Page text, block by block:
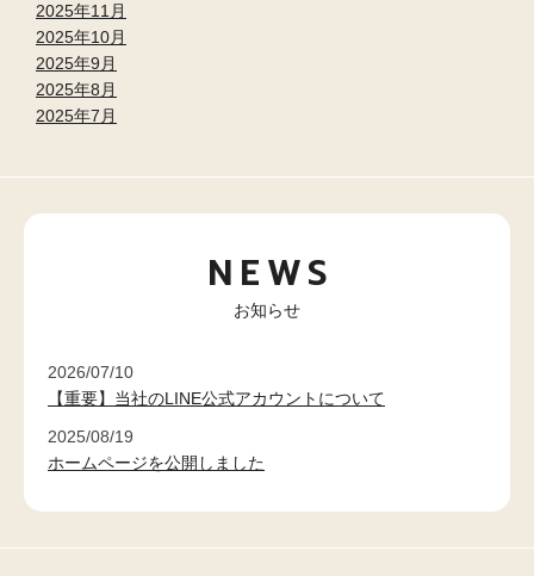
2025年11月
2025年10月
2025年9月
2025年8月
2025年7月
NEWS
お知らせ
2026/07/10
【重要】当社のLINE公式アカウントについて
2025/08/19
ホームページを公開しました